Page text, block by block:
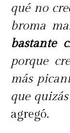
qué no
broma
bastante
porque
más
que
agregó.